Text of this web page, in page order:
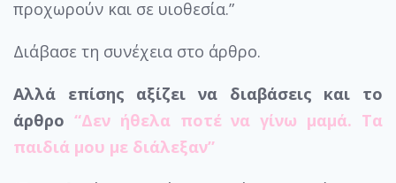
προχωρούν και σε υιοθεσία.”
Διάβασε τη συνέχεια στο άρθρο.
Αλλά επίσης αξίζει να διαβάσεις και το
άρθρο “Δεν ήθελα ποτέ να γίνω μαμά. Τα
παιδιά μου με διάλεξαν”